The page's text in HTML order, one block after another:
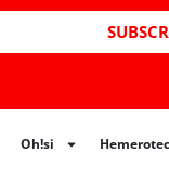
Oh!si
Hemeroteca